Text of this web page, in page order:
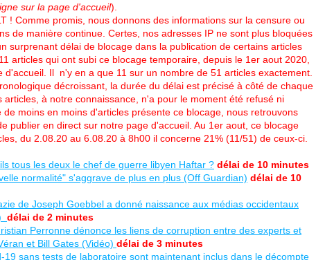
sur la page d'accueil).
! Comme promis, nous donnons des informations sur la censure ou
de manière continue. Certes, nos adresses IP ne sont plus bloquées
surprenant délai de blocage dans la publication de certains articles
articles qui ont subi ce blocage temporaire, depuis le 1er aout 2020,
d'accueil. Il n'y en a que 11 sur un nombre de 51 articles exactement.
décroissant, la durée du délai est précisé à côté de chaque
articles, à notre connaissance, n'a pour le moment été refusé ni
de moins en moins d'articles présente ce blocage, nous retrouvons
publier en direct sur notre page d'accueil. Au 1er aout, ce blocage
du 2.08.20 au 6.08.20 à 8h00 il concerne 21% (11/51) de ceux-ci.
tous les deux le chef de guerre libyen Haftar ? délai de 10 minutes
normalité" s'aggrave de plus en plus (Off Guardian) délai de 10
de Joseph Goebbel a donné naissance aux médias occidentaux
délai de 2 minutes
Perronne dénonce les liens de corruption entre des experts et
et Bill Gates (Vidéo) délai de 3 minutes
19 sans tests de laboratoire sont maintenant inclus dans le décompte